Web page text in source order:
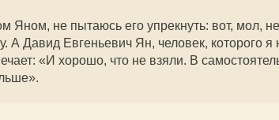
Яном, не пытаюсь его упрекнуть: вот, мол,
А Давид Евгеньевич Ян, человек, которого я
«И хорошо, что не взяли. В